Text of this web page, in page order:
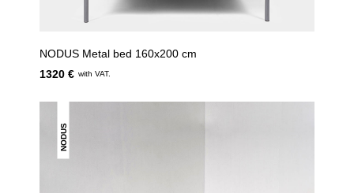
NODUS Metal bed 160x200 cm
1320 € with VAT.
NODUS